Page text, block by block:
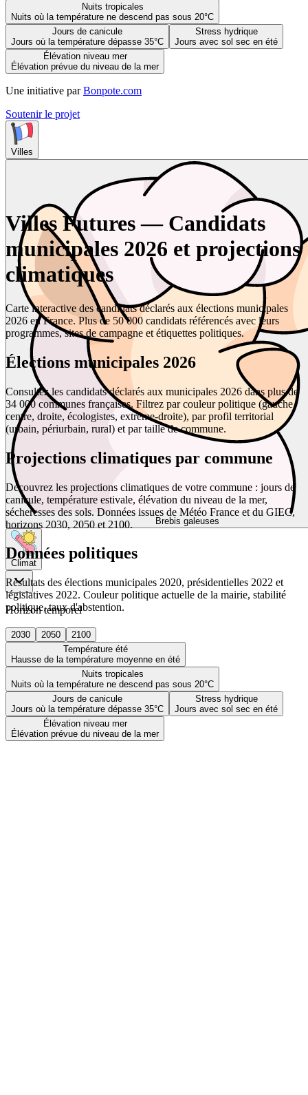
Nuits tropicales
Nuits où la température ne descend pas sous 20°C
Jours de canicule
Jours où la température dépasse 35°C
Stress hydrique
Jours avec sol sec en été
Élévation niveau mer
Élévation prévue du niveau de la mer
Une initiative par Bonpote.com
Soutenir le projet
Villes
Brebis galeuses
Climat
Horizon temporel
2030 2050
2100
Température été
Hausse de la température moyenne en été
Nuits tropicales
Nuits où la température ne descend pas sous 20°C
Jours de canicule
Jours où la température dépasse 35°C
Stress hydrique
Jours avec sol sec en été
Élévation niveau mer
Élévation prévue du niveau de la mer
Villes Futures — Candidats
municipales 2026 et projections
climatiques
Carte interactive des candidats déclarés aux élections municipales
2026 en France. Plus de 50 000 candidats référencés avec leurs
programmes, sites de campagne et étiquettes politiques.
Élections municipales 2026
Consultez les candidats déclarés aux municipales 2026 dans plus de
34 000 communes françaises. Filtrez par couleur politique (gauche,
centre, droite, écologistes, extrême-droite), par profil territorial
(urbain, périurbain, rural) et par taille de commune.
Projections climatiques par commune
Découvrez les projections climatiques de votre commune : jours de
canicule, température estivale, élévation du niveau de la mer,
sécheresses des sols. Données issues de Météo France et du GIEC,
horizons 2030, 2050 et 2100.
Données politiques
Résultats des élections municipales 2020, présidentielles 2022 et
législatives 2022. Couleur politique actuelle de la mairie, stabilité
politique, taux d'abstention.